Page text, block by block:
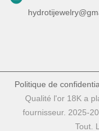
Politique de
Qualité l'or 18K a
fournisseur. 2025-
Tout.